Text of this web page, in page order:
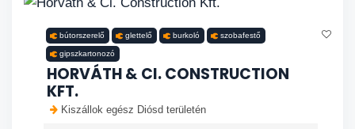
bútorszerelő glettelő burkoló szobafestő
gipszkartonozó
HORVÁTH & CI. CONSTRUCTION
KFT.
Kiszállok egész Diósd területén